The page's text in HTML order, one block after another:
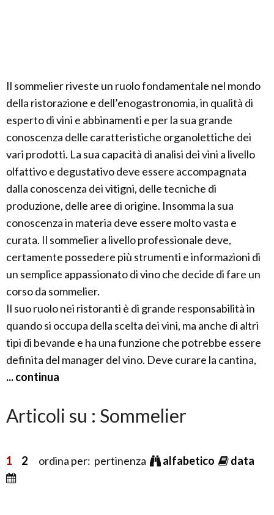
Il sommelier riveste un ruolo fondamentale nel mondo
della ristorazione e dell’enogastronomia, in qualità di
esperto di vini e abbinamenti e per la sua grande
conoscenza delle caratteristiche organolettiche dei
vari prodotti. La sua capacità di analisi dei vini a livello
olfattivo e degustativo deve essere accompagnata
dalla conoscenza dei vitigni, delle tecniche di
produzione, delle aree di origine. Insomma la sua
conoscenza in materia deve essere molto vasta e
curata. Il sommelier a livello professionale deve,
certamente possedere più strumenti e informazioni di
un semplice appassionato di vino che decide di fare un
corso da sommelier.
Il suo ruolo nei ristoranti è di grande responsabilità in
quando si occupa della scelta dei vini, ma anche di altri
tipi di bevande e ha una funzione che potrebbe essere
definita del manager del vino. Deve curare la cantina,
... continua
Articoli su : Sommelier
1 2 ordina per: pertinenza alfabetico data